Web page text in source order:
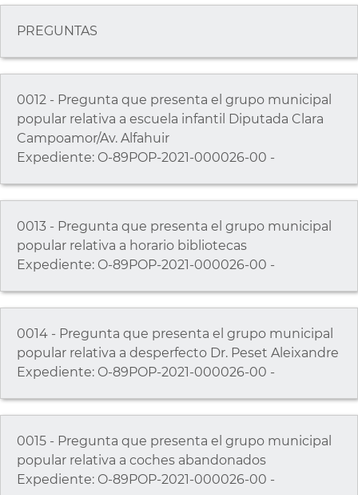
PREGUNTAS
0012 - Pregunta que presenta el grupo municipal
popular relativa a escuela infantil Diputada Clara
Campoamor/Av. Alfahuir
Expediente: O-89POP-2021-000026-00 -
0013 - Pregunta que presenta el grupo municipal
popular relativa a horario bibliotecas
Expediente: O-89POP-2021-000026-00 -
0014 - Pregunta que presenta el grupo municipal
popular relativa a desperfecto Dr. Peset Aleixandre
Expediente: O-89POP-2021-000026-00 -
0015 - Pregunta que presenta el grupo municipal
popular relativa a coches abandonados
Expediente: O-89POP-2021-000026-00 -